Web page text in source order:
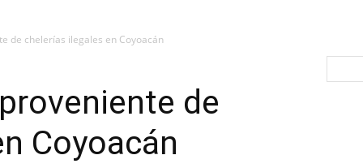
de chelerías ilegales en Coyoacán
de
Coyoacán